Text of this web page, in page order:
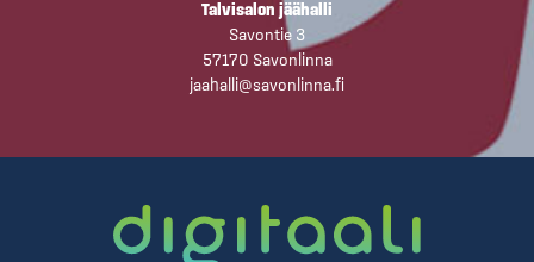
Talvisalon jäähalli
Savontie 3
57170 Savonlinna
jaahalli@savonlinna.fi